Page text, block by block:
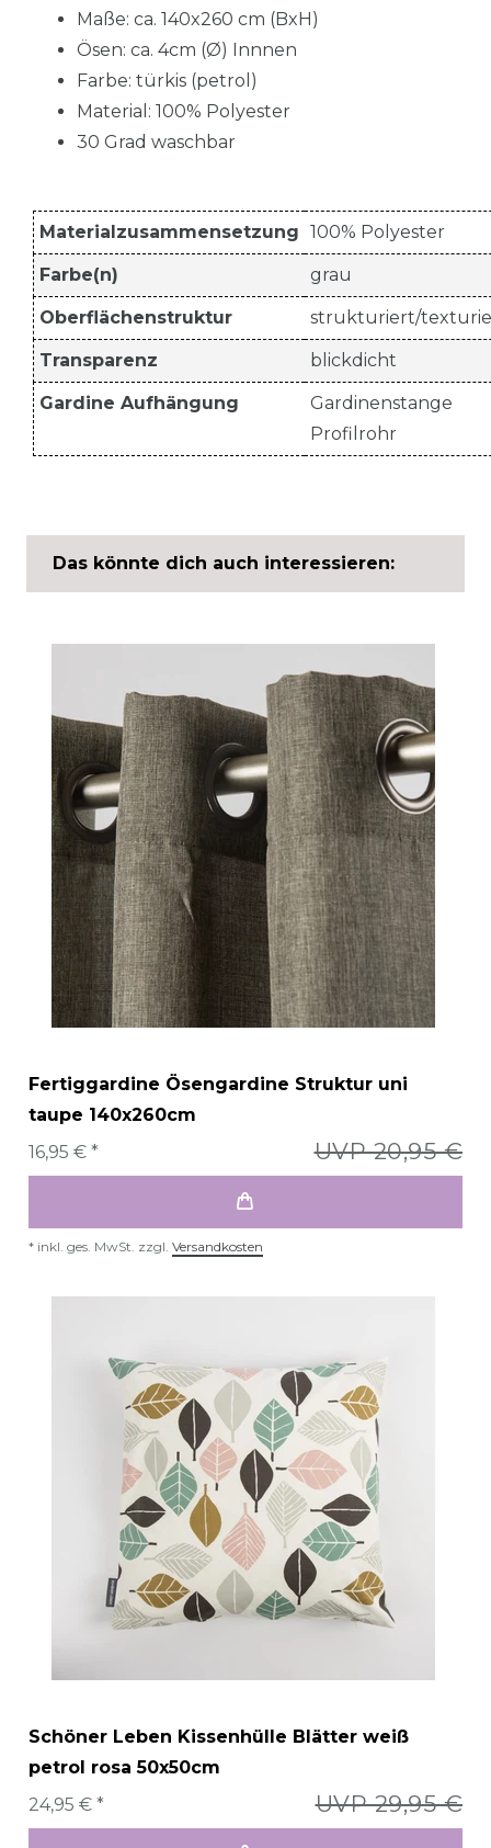
Maße: ca. 140x260 cm (BxH)
Ösen: ca. 4cm (Ø) Innnen
Farbe: türkis (petrol)
Material: 100% Polyester
30 Grad waschbar
Materialzusammensetzung 100% Polyester
Farbe(n) grau
Oberflächenstruktur strukturiert/
Transparenz blickdicht
Gardine Aufhängung
Gardinenstange
Profilrohr
Das könnte dich auch interessieren:
Fertiggardine Ösengardine Struktur uni
taupe 140x260cm
UVP 20,95 €
16,95 € *
* inkl. ges. MwSt. zzgl. Versandkosten
Schöner Leben Kissenhülle Blätter weiß
petrol rosa 50x50cm
UVP 29,95 €
24,95 € *